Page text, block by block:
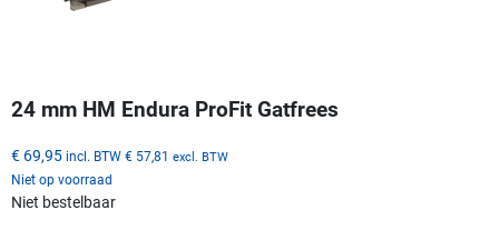
24 mm HM Endura ProFit Gatfrees
€ 69,95 incl. BTW € 57,81 excl. BTW
Niet op voorraad
Niet bestelbaar